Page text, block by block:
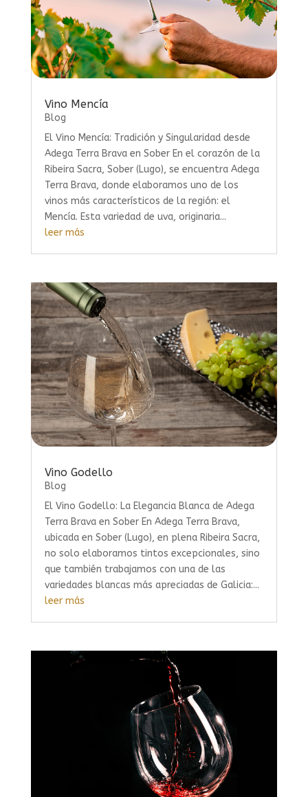
Vino Mencía
Blog
El Vino Mencía: Tradición y Singularidad desde
Adega Terra Brava en Sober En el corazón de la
Ribeira Sacra, Sober (Lugo), se encuentra Adega
Terra Brava, donde elaboramos uno de los
vinos más característicos de la región: el
Mencía. Esta variedad de uva, originaria...
leer más
Vino Godello
Blog
El Vino Godello: La Elegancia Blanca de Adega
Terra Brava en Sober En Adega Terra Brava,
ubicada en Sober (Lugo), en plena Ribeira Sacra,
no solo elaboramos tintos excepcionales, sino
que también trabajamos con una de las
variedades blancas más apreciadas de Galicia:...
leer más